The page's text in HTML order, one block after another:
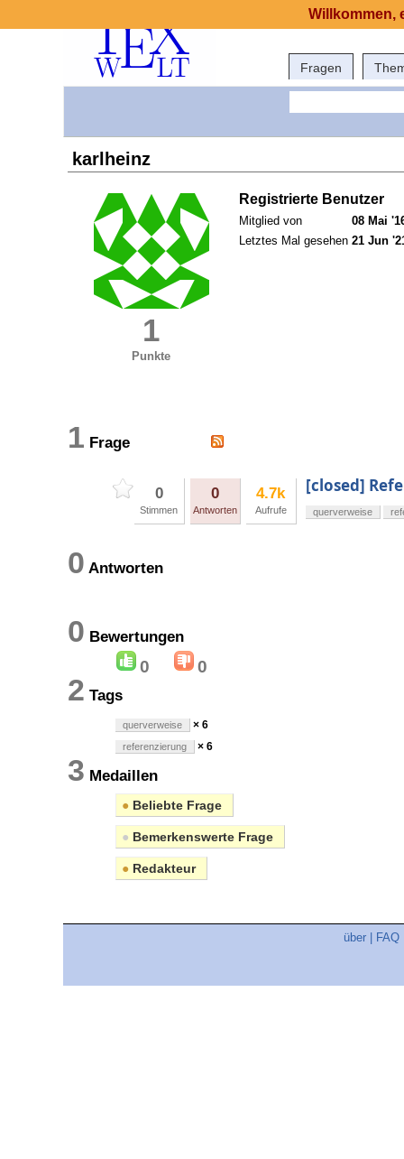
Fragen
karlheinz
1
Punkte
Registrierte Benutzer
Mitglied von
08 Mai
Letztes Mal gesehen 21 Jun
1 Frage
0
Stimmen
0
Antworten
4.7k
Aufrufe
[closed]
querverweise
0 Antworten
0 Bewertungen
0 0
2 Tags
querverweise × 6
referenzierung × 6
3 Medaillen
● Beliebte Frage
● Bemerkenswerte Frage
● Redakteur
über FAQ
Willkommen,